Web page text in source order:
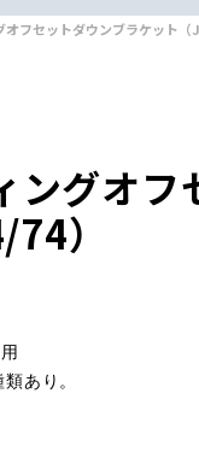
オフセットダウンブラケット（
ングオ
）
あり。